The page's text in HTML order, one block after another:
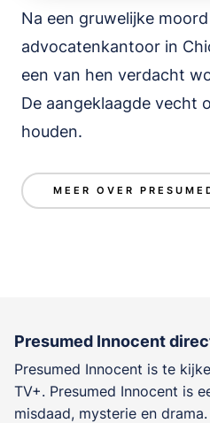
Na een gruwelijke
advocatenkantoor in
een van hen verdacht
De aangeklaagde vecht
houden.
MEER OVER
Presumed Innocent
Presumed Innocent is te
TV+. Presumed Innocent is
misdaad, mysterie en drama